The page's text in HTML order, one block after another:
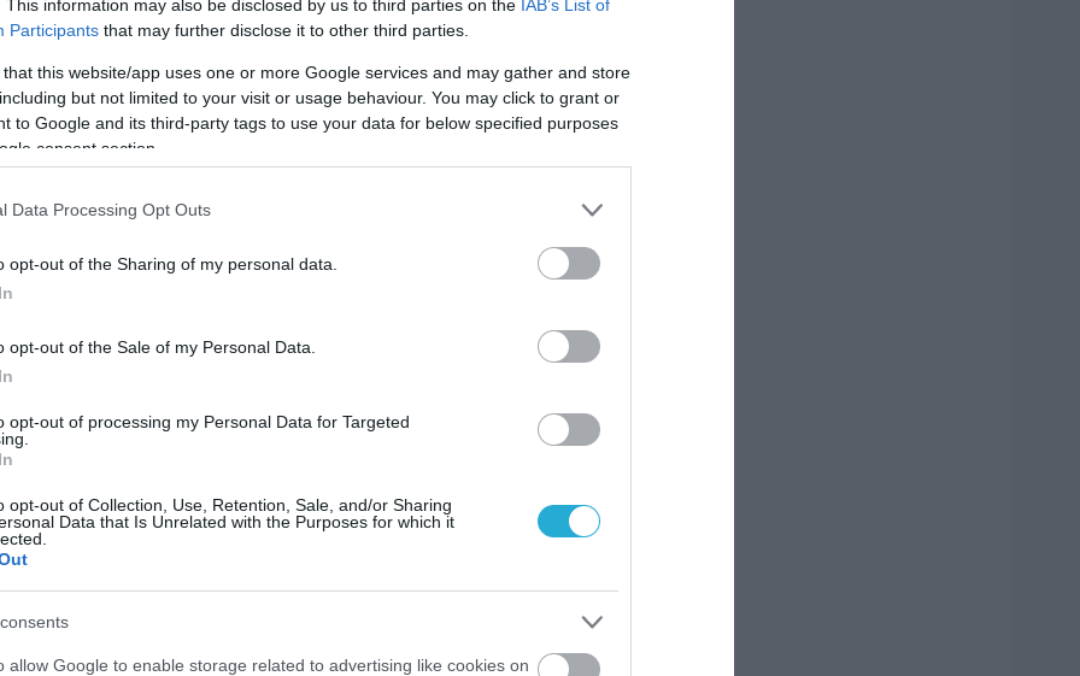
This information may also be disclosed by us to third parties on the IAB’s List of
Participants that may further disclose it to other third parties.
that this website/app uses one or more Google services and may gather and store
but not limited to your visit or usage behaviour. You may click to grant or
to Google and its third-party tags to use your data for below specified purposes
consent section.
Data Processing Opt Outs
opt-out of the Sharing of my personal data.
opt-out of the Sale of my Personal Data.
opt-out of processing my Personal Data for Targeted
opt-out of Collection, Use, Retention, Sale, and/or Sharing
Data that Is Unrelated with the Purposes for which it
allow Google to enable storage related to advertising like cookies on
ενός επιχειρηματικού σχεδίου.
και πολλές αναπροσαρμογές προτού
Δεδομένης της αβεβαιότητας και της
λάθος οδηγεί σε σοβαρή παραμόρφωση.
βήματα επιτυχούς σύνταξης ενός
αποφυγής υπερβολών, ματαιοδοξίας,